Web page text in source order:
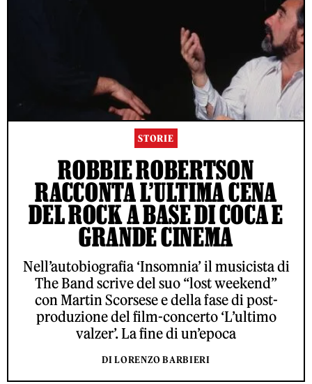
STORIE
ROBBIE ROBERTSON
RACCONTA L’ULTIMA CENA
DEL ROCK A BASE DI COCA E
GRANDE CINEMA
Nell’autobiografia ‘Insomnia’ il musicista di
The Band scrive del suo “lost weekend”
con Martin Scorsese e della fase di post-
produzione del film-concerto ‘L’ultimo
valzer’. La fine di un’epoca
DI LORENZO BARBIERI